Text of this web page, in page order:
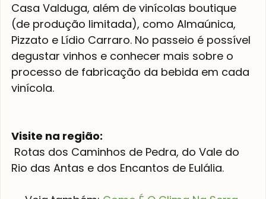
Casa Valduga, além de vinícolas boutique
(de produção limitada), como Almaúnica,
Pizzato e Lídio Carraro. No passeio é possível
degustar vinhos e conhecer mais sobre o
processo de fabricação da bebida em cada
vinícola.
Visite na região: